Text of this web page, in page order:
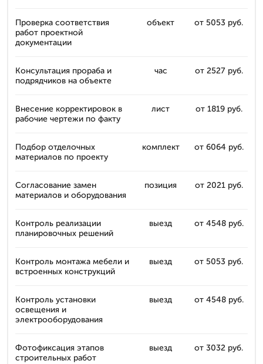
Проверка соответствия
работ проектной
документации
объект от 5053 руб.
Консультация прораба и
подрядчиков на объекте
час от 2527 руб.
Внесение корректировок в
рабочие чертежи по факту
лист от 1819 руб.
Подбор отделочных
материалов по проекту
комплект от 6064 руб.
Согласование замен
материалов и оборудования
позиция от 2021 руб.
Контроль реализации
планировочных решений
выезд от 4548 руб.
Контроль монтажа мебели и
встроенных конструкций
выезд от 5053 руб.
Контроль установки
освещения и
электрооборудования
выезд от 4548 руб.
Фотофиксация этапов
строительных работ
выезд от 3032 руб.